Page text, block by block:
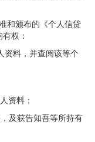
和颁布的《个人信贷
权：
资料，并查阅该等个
资料；
及获告知吾等所持有